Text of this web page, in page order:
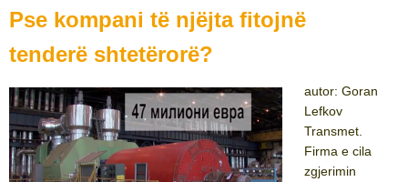
Pse kompani të njëjta fitojnë
tenderë shtetërorë?
autor: Goran
Lefkov
Transmet.
Firma e cila
zgjerimin